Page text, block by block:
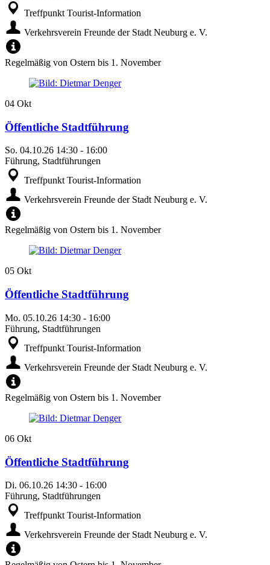
Treffpunkt Tourist-Information
Verkehrsverein Freunde der Stadt Neuburg e. V.
Regelmäßig von Ostern bis 1. November
04 Okt
Öffentliche Stadtführung
So. 04.10.26 14:30 - 16:00
Führung, Stadtführungen
Treffpunkt Tourist-Information
Verkehrsverein Freunde der Stadt Neuburg e. V.
Regelmäßig von Ostern bis 1. November
05 Okt
Öffentliche Stadtführung
Mo. 05.10.26 14:30 - 16:00
Führung, Stadtführungen
Treffpunkt Tourist-Information
Verkehrsverein Freunde der Stadt Neuburg e. V.
Regelmäßig von Ostern bis 1. November
06 Okt
Öffentliche Stadtführung
Di. 06.10.26 14:30 - 16:00
Führung, Stadtführungen
Treffpunkt Tourist-Information
Verkehrsverein Freunde der Stadt Neuburg e. V.